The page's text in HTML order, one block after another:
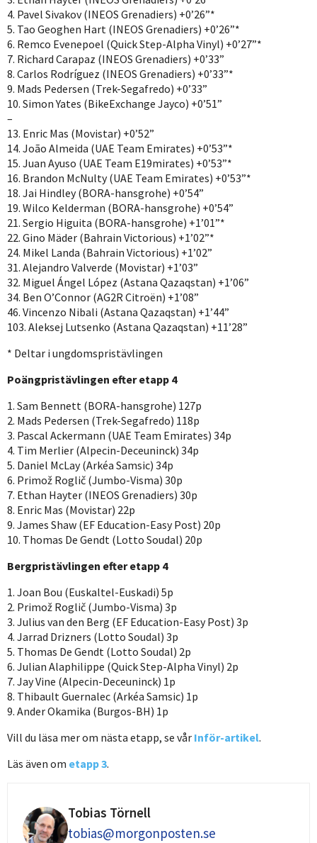
4. Pavel Sivakov (INEOS Grenadiers) +0’26”*
5. Tao Geoghen Hart (INEOS Grenadiers) +0’26”*
6. Remco Evenepoel (Quick Step-Alpha Vinyl) +0’27”*
7. Richard Carapaz (INEOS Grenadiers) +0’33”
8. Carlos Rodríguez (INEOS Grenadiers) +0’33”*
9. Mads Pedersen (Trek-Segafredo) +0’33”
10. Simon Yates (BikeExchange Jayco) +0’51”
–
13. Enric Mas (Movistar) +0’52”
14. João Almeida (UAE Team Emirates) +0’53”*
15. Juan Ayuso (UAE Team E19mirates) +0’53”*
16. Brandon McNulty (UAE Team Emirates) +0’53”*
18. Jai Hindley (BORA-hansgrohe) +0’54”
19. Wilco Kelderman (BORA-hansgrohe) +0’54”
21. Sergio Higuita (BORA-hansgrohe) +1’01”*
22. Gino Mäder (Bahrain Victorious) +1’02”*
24. Mikel Landa (Bahrain Victorious) +1’02”
31. Alejandro Valverde (Movistar) +1’03”
32. Miguel Ángel López (Astana Qazaqstan) +1’06”
34. Ben O’Connor (AG2R Citroën) +1’08”
46. Vincenzo Nibali (Astana Qazaqstan) +1’44”
103. Aleksej Lutsenko (Astana Qazaqstan) +11’28”
* Deltar i ungdomspristävlingen
Poängpristävlingen efter etapp 4
1. Sam Bennett (BORA-hansgrohe) 127p
2. Mads Pedersen (Trek-Segafredo) 118p
3. Pascal Ackermann (UAE Team Emirates) 34p
4. Tim Merlier (Alpecin-Deceuninck) 34p
5. Daniel McLay (Arkéa Samsic) 34p
6. Primož Roglič (Jumbo-Visma) 30p
7. Ethan Hayter (INEOS Grenadiers) 30p
8. Enric Mas (Movistar) 22p
9. James Shaw (EF Education-Easy Post) 20p
10. Thomas De Gendt (Lotto Soudal) 20p
Bergpristävlingen efter etapp 4
1. Joan Bou (Euskaltel-Euskadi) 5p
2. Primož Roglič (Jumbo-Visma) 3p
3. Julius van den Berg (EF Education-Easy Post) 3p
4. Jarrad Drizners (Lotto Soudal) 3p
5. Thomas De Gendt (Lotto Soudal) 2p
6. Julian Alaphilippe (Quick Step-Alpha Vinyl) 2p
7. Jay Vine (Alpecin-Deceuninck) 1p
8. Thibault Guernalec (Arkéa Samsic) 1p
9. Ander Okamika (Burgos-BH) 1p
Vill du läsa mer om nästa etapp, se vår Inför-artikel.
Läs även om etapp 3.
Tobias Törnell
tobias@morgonposten.se